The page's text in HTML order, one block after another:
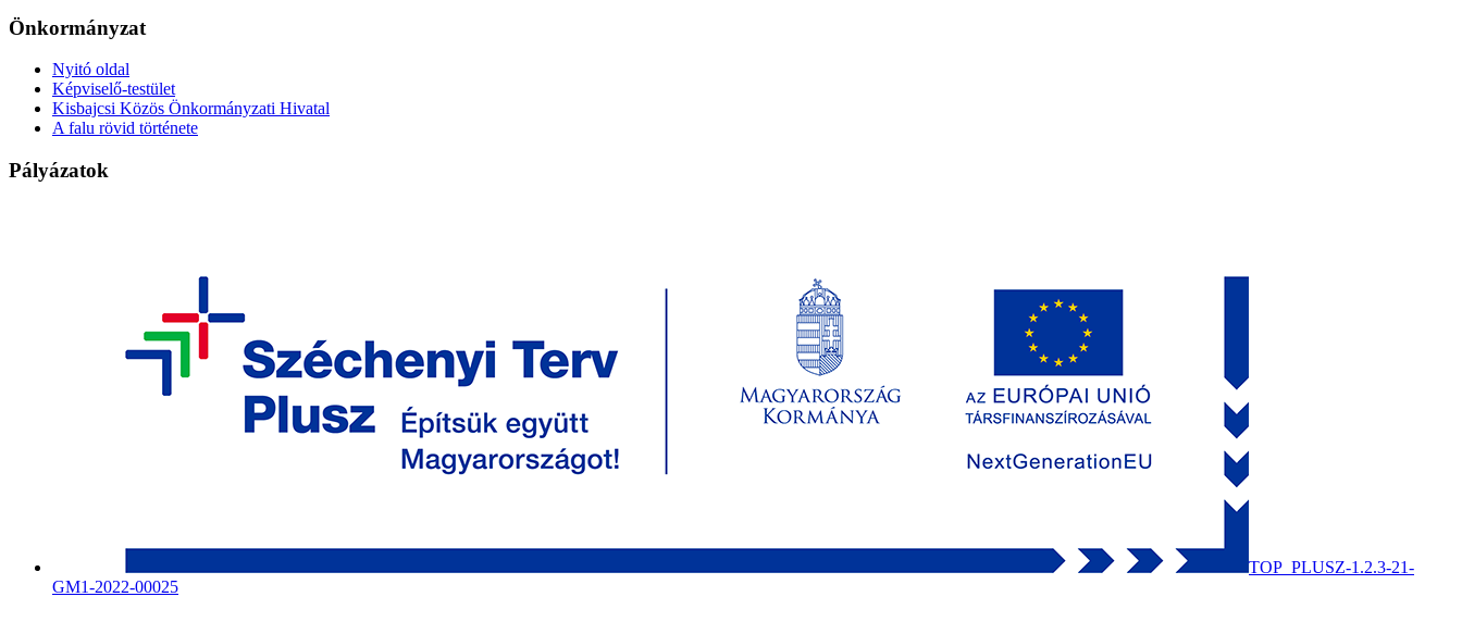
Önkormányzat
Nyitó oldal
Képviselő-testület
Kisbajcsi Közös Önkormányzati Hivatal
A falu rövid története
Pályázatok
TOP_PLUSZ-1.2.3-21-
GM1-2022-00025